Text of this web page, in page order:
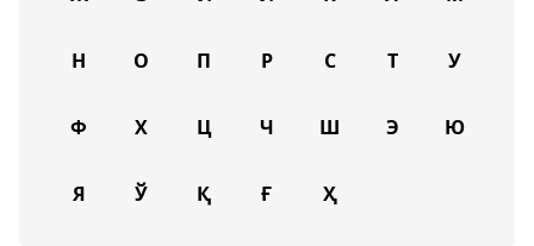
Н О П Р С Т У
Ф Х Ц Ч Ш Э Ю
Я Ў Қ Ғ Ҳ